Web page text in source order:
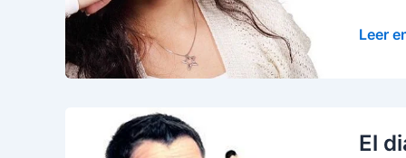
💖
Cómo
Leer
El